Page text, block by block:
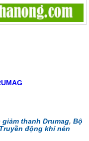
giảm thanh Drumag, Bộ
Truyền động khí nén